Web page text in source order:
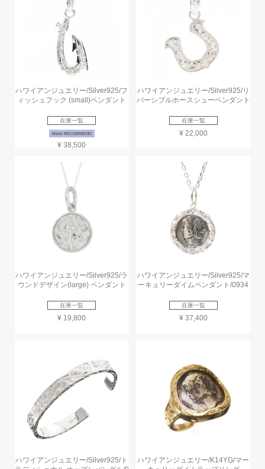
ハワイアンジュエリー/Silver925/フ
ィッシュフック (small)ペンダント
在庫一覧
Mens RECOMMEND
¥ 38,500
ハワイアンジュエリー/Silver925/リ
バーシブルホースシューペンダント
在庫一覧
¥ 22,000
ハワイアンジュエリー/Silver925/ラ
ウンドデザイン(large) ペンダント
在庫一覧
¥ 19,800
ハワイアンジュエリー/Silver925/マ
ーキュリーダイムペンダント/0934
在庫一覧
¥ 37,400
ハワイアンジュエリー/Silver925/ト
ハワイアンジュエリー/K14YG/マー